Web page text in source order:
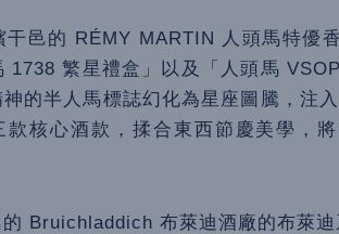
干邑的 RÉMY MARTIN 人頭馬特優
1738 繁星禮盒」以及「人頭馬
的半人馬標誌幻化為星座圖騰，注
款核心酒款，揉合東西節慶美學，
的 Bruichladdich 布萊迪酒廠的布萊